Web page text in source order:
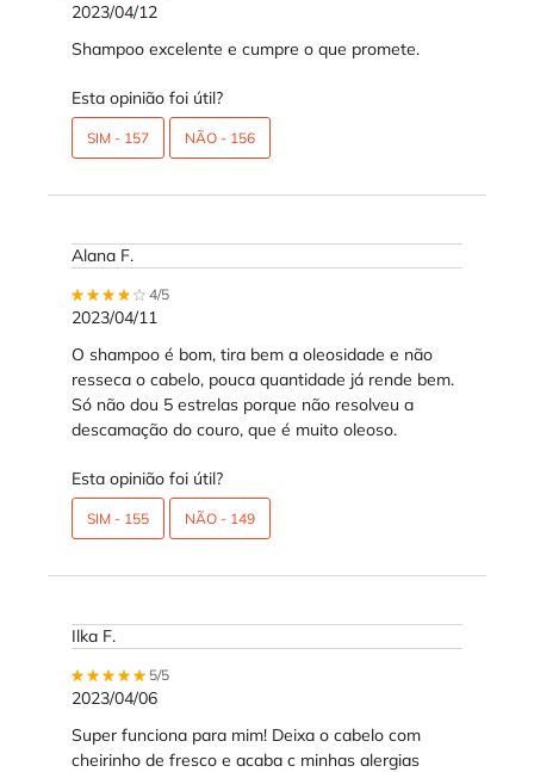
2023/04/12
Shampoo excelente e cumpre o que promete.
Esta opinião foi útil?
SIM - 157 NÃO - 156
Alana F.
4 out of 5 stars.
4/5
2023/04/11
O shampoo é bom, tira bem a oleosidade e não
resseca o cabelo, pouca quantidade já rende bem.
Só não dou 5 estrelas porque não resolveu a
descamação do couro, que é muito oleoso.
Esta opinião foi útil?
SIM - 155 NÃO - 149
Ilka F.
5 out of 5 stars.
5/5
2023/04/06
Super funciona para mim! Deixa o cabelo com
cheirinho de fresco e acaba c minhas alergias